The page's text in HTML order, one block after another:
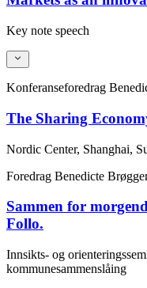
Key note speech
Konferanseforedrag
The Sharing
Nordic Center, Shanghai,
Foredrag Benedicte
Sammen for
Follo.
Innsikts- og
kommunesammenslåing